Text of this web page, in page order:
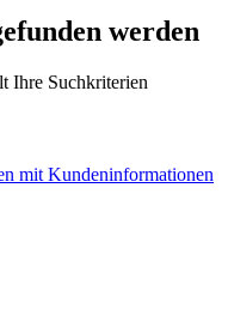
werden
Ihre Suchkriterien
mit Kundeninformationen